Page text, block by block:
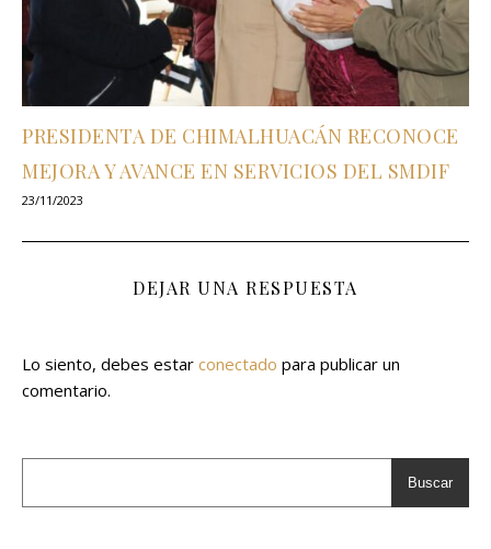
PRESIDENTA DE CHIMALHUACÁN RECONOCE
MEJORA Y AVANCE EN SERVICIOS DEL SMDIF
23/11/2023
DEJAR UNA RESPUESTA
Lo siento, debes estar conectado para publicar un
comentario.
Buscar